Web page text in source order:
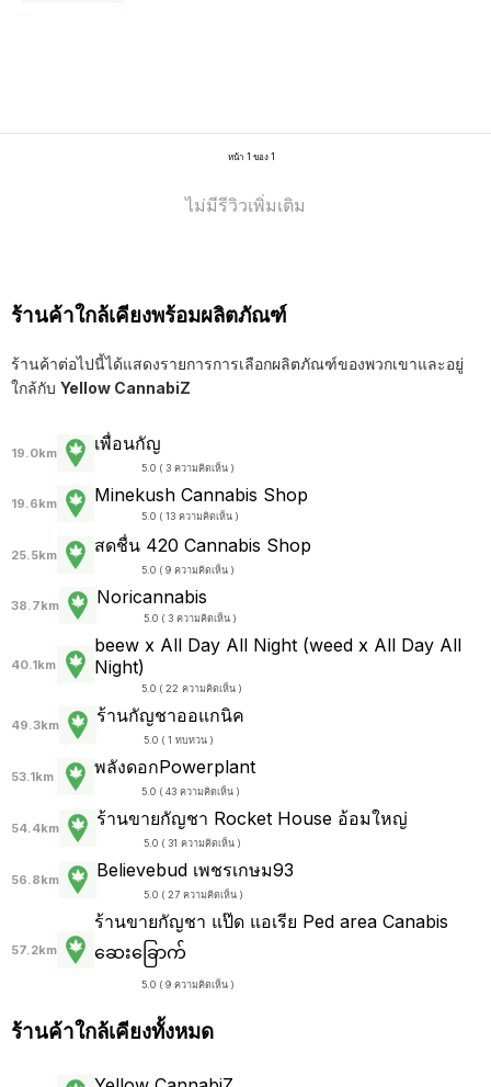
หน้า 1 ของ 1
ไม่มีรีวิวเพิ่มเติม
ร้านค้าใกล้เคียงพร้อมผลิตภัณฑ์
ร้านค้าต่อไปนี้ได้แสดงรายการการเลือกผลิตภัณฑ์ของพวกเขาและอยู่
ใกล้กับ Yellow CannabiZ
19.0km เพื่อนกัญ
5.0 ( 3 ความคิดเห็น )
19.6km Minekush Cannabis Shop
5.0 ( 13 ความคิดเห็น )
25.5km สดชื่น 420 Cannabis Shop
5.0 ( 9 ความคิดเห็น )
38.7km Noricannabis
5.0 ( 3 ความคิดเห็น )
40.1km
beew x All Day All Night (weed x All Day All
Night)
5.0 ( 22 ความคิดเห็น )
49.3km ร้านกัญชาออแกนิค
5.0 ( 1 ทบทวน )
53.1km พลังดอกPowerplant
5.0 ( 43 ความคิดเห็น )
54.4km ร้านขายกัญชา Rocket House อ้อมใหญ่
5.0 ( 31 ความคิดเห็น )
56.8km Believebud เพชรเกษม93
5.0 ( 27 ความคิดเห็น )
57.2km
ร้านขายกัญชา แป๊ด แอเรีย Ped area Canabis
ဆေးခြောက်
5.0 ( 9 ความคิดเห็น )
ร้านค้าใกล้เคียงทั้งหมด